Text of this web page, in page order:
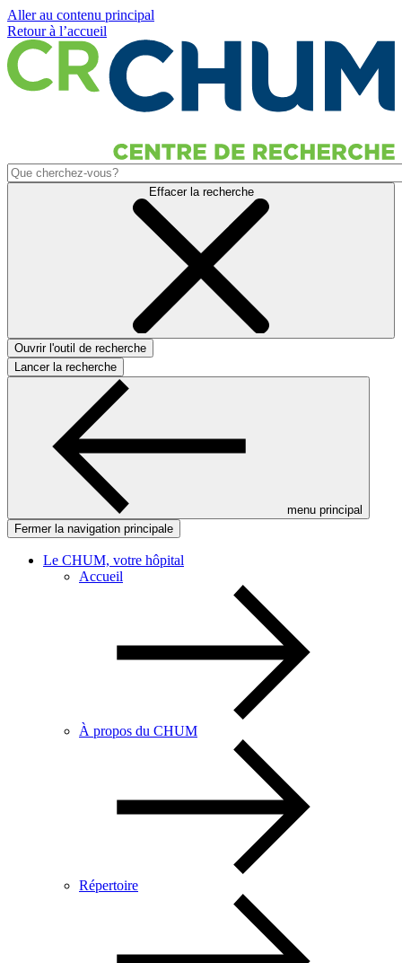
Aller au contenu principal
Retour à l’accueil
Effacer la recherche
Ouvrir l'outil de recherche
Lancer la recherche
menu principal
Fermer la navigation principale
Le CHUM, votre hôpital
Accueil
À propos du CHUM
Répertoire